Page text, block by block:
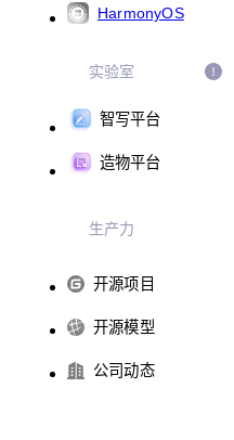
HarmonyOS
实验室
智写平台
造物平台
生产力
开源项目
开源模型
公司动态